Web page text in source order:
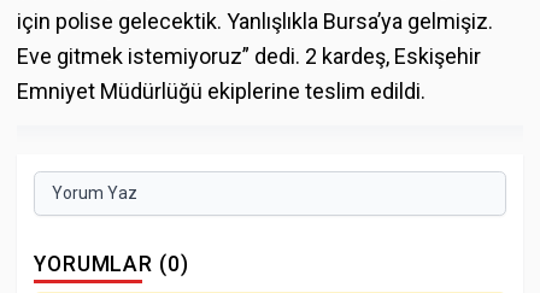
için polise gelecektik. Yanlışlıkla Bursa’ya gelmişiz.
Eve gitmek istemiyoruz” dedi. 2 kardeş, Eskişehir
Emniyet Müdürlüğü ekiplerine teslim edildi.
Yorum Yaz
YORUMLAR (0)